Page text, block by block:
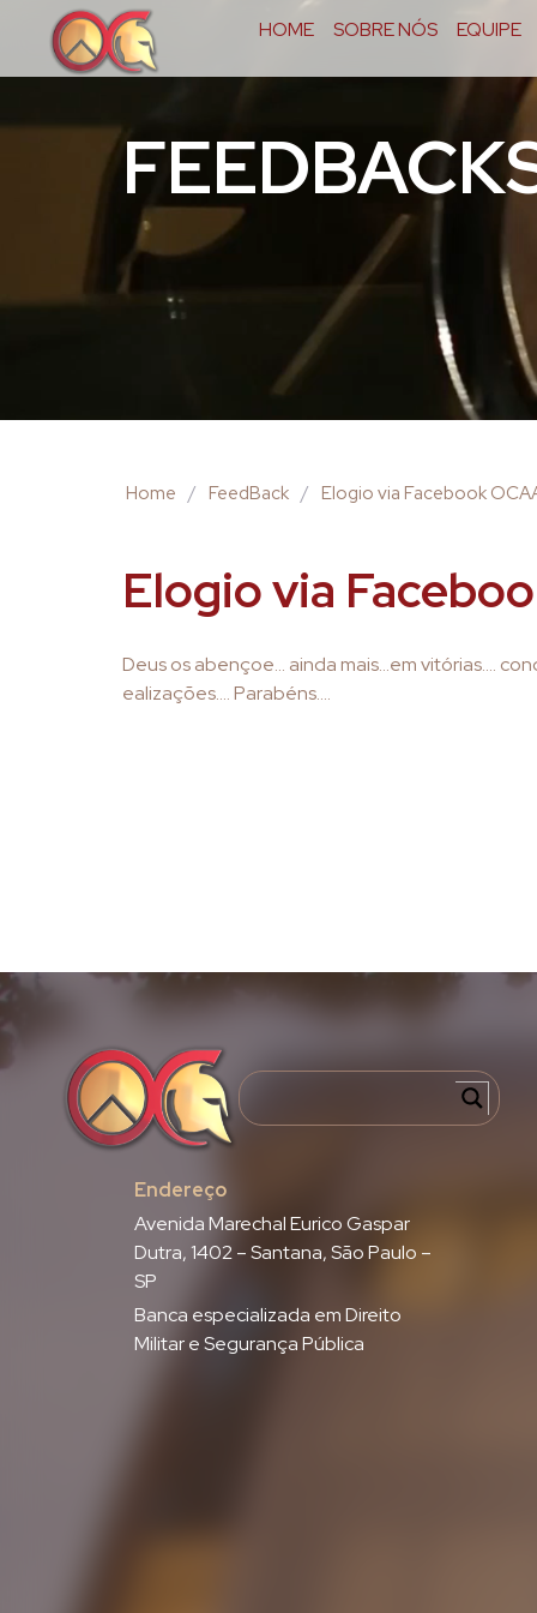
HOME SOBRE NÓS EQUIPE
Home / FeedBack / Elogio via Facebook
Elogio via
Deus os abençoe… ainda mais…em vitórias….
ealizações…. Parabéns….
Endereço
Avenida Marechal Eurico Gaspar
Dutra, 1402 – Santana, São Paulo –
SP
Banca especializada em Direito
Militar e Segurança Pública